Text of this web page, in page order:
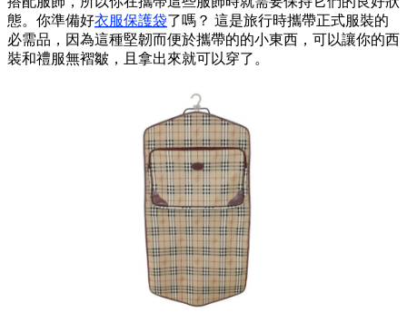
態。你準備好衣服保護袋了嗎？ 這是旅行時攜帶正式服裝的
必需品，因為這種堅韌而便於攜帶的的小東西，可以讓你的西
裝和禮服無褶皺，且拿出來就可以穿了。